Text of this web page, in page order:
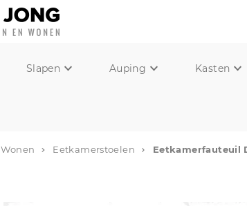
Slapen Auping Kasten
Wonen Eetkamerstoelen Eetkamerfauteuil